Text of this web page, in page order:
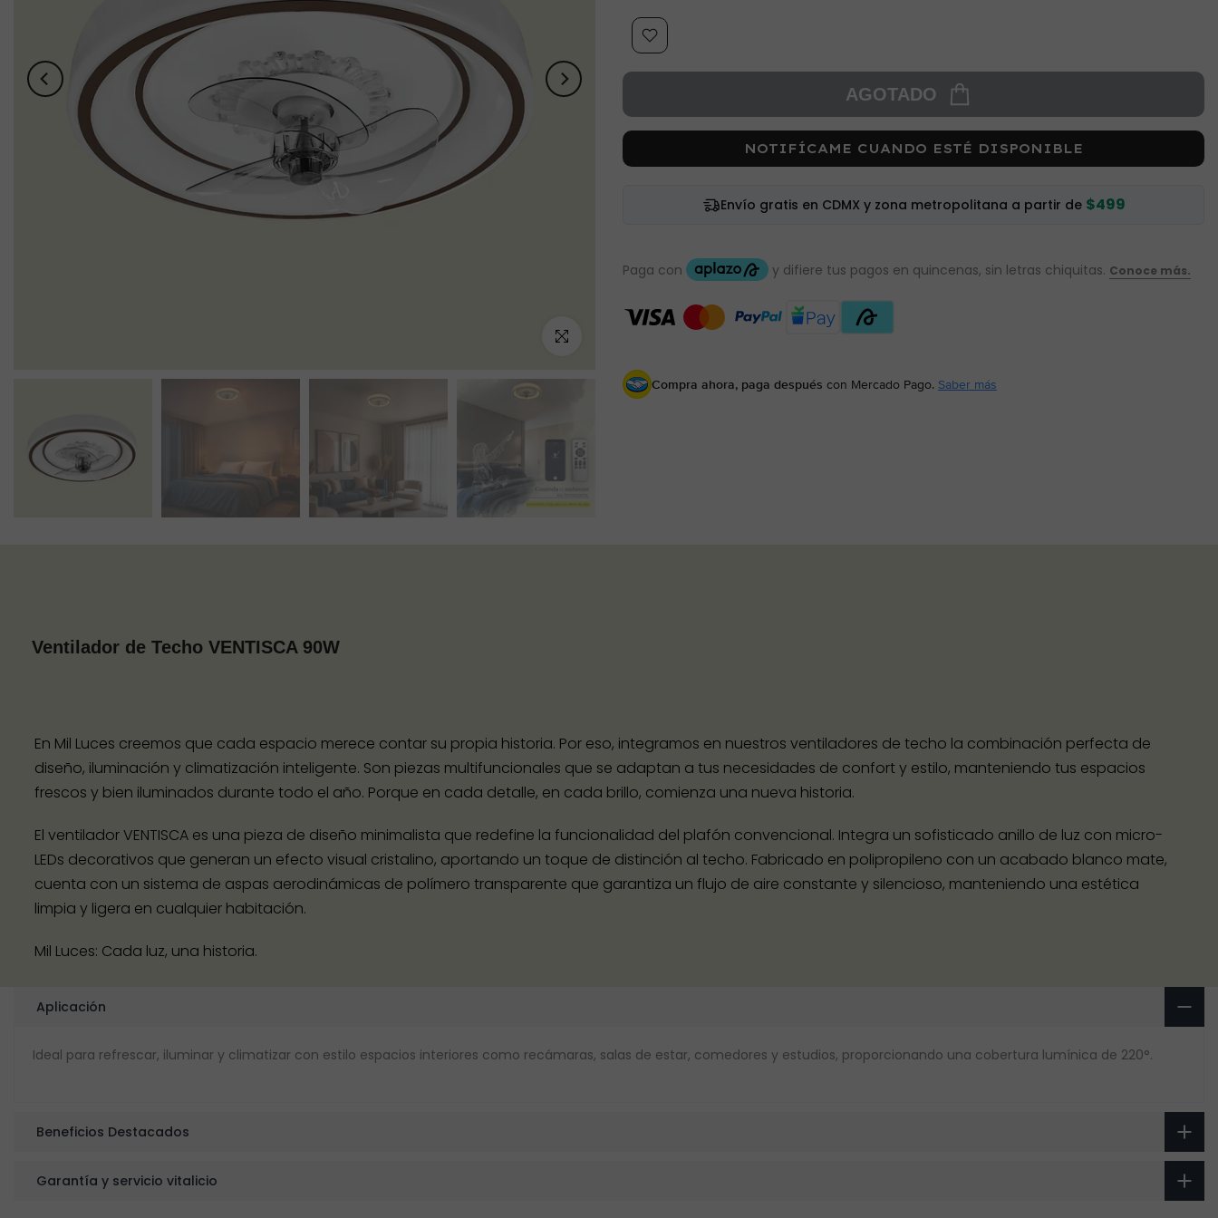
Haz clic para ampliar
AGOTADO
NOTIFÍCAME CUANDO ESTÉ DISPONIBLE
Envío gratis en CDMX y zona metropolitana a partir de $499
Compra ahora, paga después con Mercado Pago. Saber más
Ventilador de Techo VENTISCA 90W
En Mil Luces creemos que cada espacio merece contar su propia historia. Por eso, integramos en nuestros ventiladores de techo la combinación perfecta de
diseño, iluminación y climatización inteligente. Son piezas multifuncionales que se adaptan a tus necesidades de confort y estilo, manteniendo tus espacios
frescos y bien iluminados durante todo el año. Porque en cada detalle, en cada brillo, comienza una nueva historia.
El ventilador VENTISCA es una pieza de diseño minimalista que redefine la funcionalidad del plafón convencional. Integra un sofisticado anillo de luz con micro-
LEDs decorativos que generan un efecto visual cristalino, aportando un toque de distinción al techo. Fabricado en polipropileno con un acabado blanco mate,
cuenta con un sistema de aspas aerodinámicas de polímero transparente que garantiza un flujo de aire constante y silencioso, manteniendo una estética
limpia y ligera en cualquier habitación.
Mil Luces: Cada luz, una historia.
Aplicación
Ideal para refrescar, iluminar y climatizar con estilo espacios interiores como recámaras, salas de estar, comedores y estudios, proporcionando una cobertura lumínica de 220°.
Beneficios Destacados
Garantía y servicio vitalicio